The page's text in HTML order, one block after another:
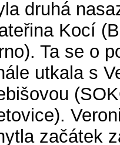
druhá
Kocí
Ta se o
utkala s
začátek